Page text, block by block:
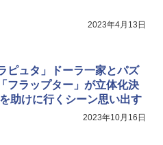
2023年4月13日
ピュタ」ドーラ一家とパズ
フラップター」が立体化決
助けに行くシーン思い出す
2023年10月16日